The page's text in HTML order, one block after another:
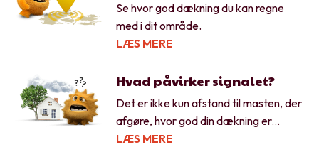
Se hvor god dækning du kan regne
med i dit område.
LÆS MERE
Hvad påvirker signalet?
Det er ikke kun afstand til masten, der
afgøre, hvor god din dækning er...
LÆS MERE